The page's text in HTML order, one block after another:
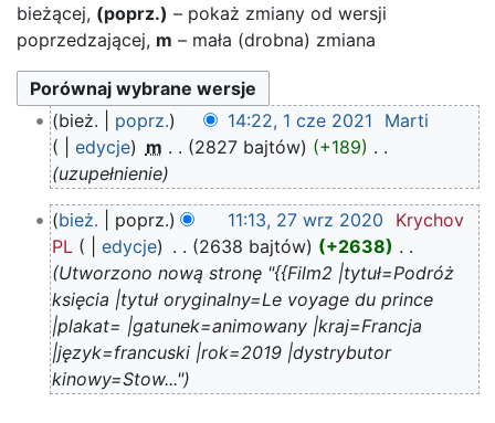
bieżącej, (poprz.) – pokaż zmiany od wersji
poprzedzającej, m – mała (drobna) zmiana
cze
2021
bież. poprz. 14:22, 1 cze 2021
Marti
edycje
m 2827 bajtów +189
uzupełnienie
27
wrz
2020
bież. poprz. 11:13, 27 wrz 2020
Krychov
PL
edycje 2638 bajtów +2638
Utworzono nową stronę "{{Film2 |tytuł=Podróż
księcia |tytuł oryginalny=Le voyage du prince
|plakat= |gatunek=animowany |kraj=Francja
|język=francuski |rok=2019 |dystrybutor
kinowy=Stow..."